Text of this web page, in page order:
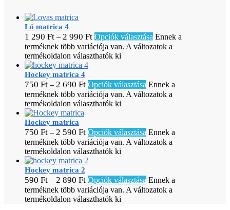
Ló matrica 4
1 290 Ft – 2 990 Ft Opciók választása Ennek a
terméknek több variációja van. A változatok a
termékoldalon választhatók ki
Hockey matrica 4
750 Ft – 2 690 Ft Opciók választása Ennek a
terméknek több variációja van. A változatok a
termékoldalon választhatók ki
Hockey matrica
750 Ft – 2 590 Ft Opciók választása Ennek a
terméknek több variációja van. A változatok a
termékoldalon választhatók ki
Hockey matrica 2
590 Ft – 2 890 Ft Opciók választása Ennek a
terméknek több variációja van. A változatok a
termékoldalon választhatók ki